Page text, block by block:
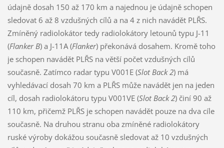
údajně dosah 150 až 170 km a najednou je údajně schopen
sledovat 6 až 8 vzdušných cílů a na 4 z nich navádět PLŘS.
Zmíněný radiolokátor tedy radiolokátory letounů typu J-11
(Flanker B) a J-11A (Flanker) překonává dosahem. Kromě toho
je schopen navádět PLŘS na větší počet vzdušných cílů
současně. Zatímco radar typu V001E (Slot Back 2) má
vyhledávací dosah 70 km a PLŘS může navádět jen na jeden
cíl, dosah radiolokátoru typu V001VE (Slot Back 2) činí 90 až
110 km, přičemž PLŘS je schopen navádět pouze na dva cíle
současně. Na druhou stranu oba zmíněné radiolokátory
ruské výroby dokážou současně sledovat až 10 vzdušných